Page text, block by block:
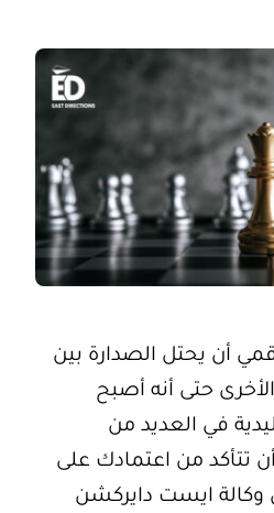
أن يحتل الصدارة بين
حتى أنه أصبح
في العديد من
تتأكد من اعتمادك على
ايست دايركشن